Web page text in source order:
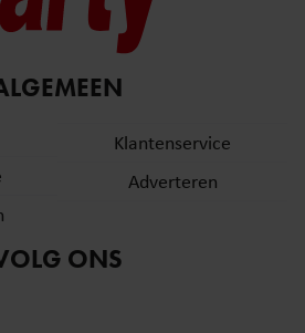
Klantenservice
Adverteren
ONS